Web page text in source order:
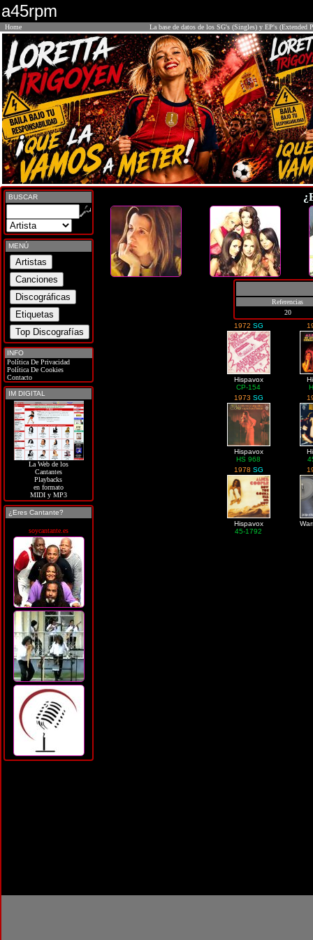
a45rpm
Home La base de datos de los SG's (Singles) y EP's (Extended
BUSCAR
MENÚ
INFO
Política De Privacidad
Política De Cookies
Contacto
IM DIGITAL
La Web de los
Cantantes
Playbacks
en formato
MIDI y MP3
¿Eres Cantante?
soycantante.es
Referencias
20
1972 SG
Hispavox
CP-154
1973 SG
Hispavox
HS 968
1978 SG
Hispavox
45-1792